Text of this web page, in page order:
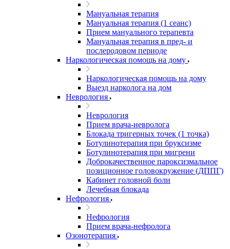
Мануальная терапия
Мануальная терапия (1 сеанс)
Прием мануального терапевта
Мануальная терапия в пред- и
послеродовом периоде
Наркологическая помощь на дому
Наркологическая помощь на дому
Выезд нарколога на дом
Неврология
Неврология
Прием врача-невролога
Блокада тригерных точек (1 точка)
Ботулинотерапия при бруксизме
Ботулинотерапия при мигрени
Доброкачественное пароксизмальное
позиционное головокружение (ДППГ)
Кабинет головной боли
Лечебная блокада
Нефрология
Нефрология
Прием врача-нефролога
Озонотерапия